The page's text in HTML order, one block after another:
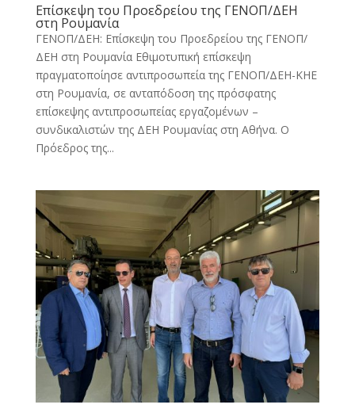
Επίσκεψη του Προεδρείου της ΓΕΝΟΠ/ΔΕΗ
στη Ρουμανία
ΓΕΝΟΠ/ΔΕΗ: Επίσκεψη του Προεδρείου της ΓΕΝΟΠ/
ΔΕΗ στη Ρουμανία Εθιμοτυπική επίσκεψη
πραγματοποίησε αντιπροσωπεία της ΓΕΝΟΠ/ΔΕΗ-ΚΗΕ
στη Ρουμανία, σε ανταπόδοση της πρόσφατης
επίσκεψης αντιπροσωπείας εργαζομένων –
συνδικαλιστών της ΔΕΗ Ρουμανίας στη Αθήνα. Ο
Πρόεδρος της...